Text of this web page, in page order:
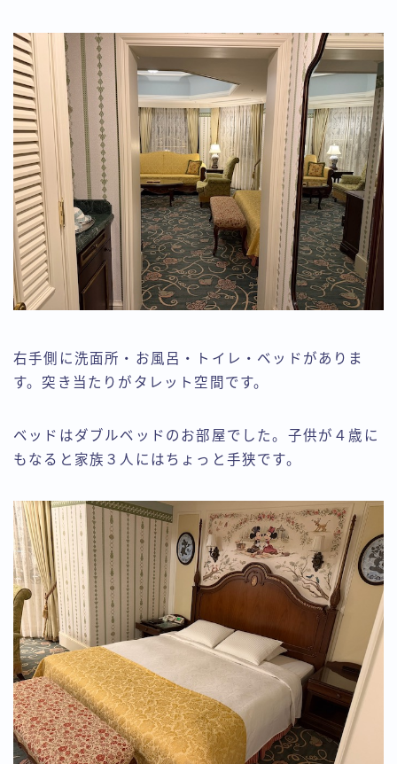
右手側に洗面所・お風呂・トイレ・ベッドがありま
す。突き当たりがタレット空間です。
ベッドはダブルベッドのお部屋でした。子供が４歳に
もなると家族３人にはちょっと手狭です。